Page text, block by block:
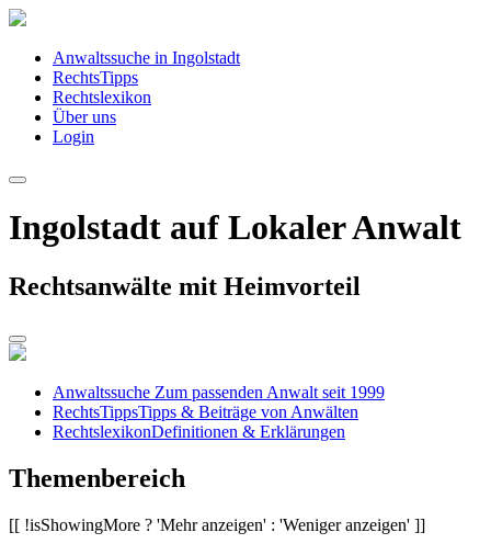
Anwaltssuche in Ingolstadt
RechtsTipps
Rechtslexikon
Über uns
Login
Ingolstadt auf Lokaler Anwalt
Rechtsanwälte mit Heimvorteil
Anwaltssuche Zum passenden Anwalt seit 1999
RechtsTippsTipps & Beiträge von Anwälten
RechtslexikonDefinitionen & Erklärungen
Themenbereich
[[ !isShowingMore ? 'Mehr anzeigen' : 'Weniger anzeigen' ]]